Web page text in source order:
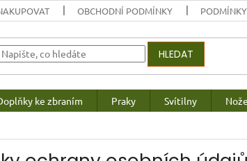
OBCHODNÍ PODMÍNKY
HLEDAT
ke zbraním Praky Svítilny Nože